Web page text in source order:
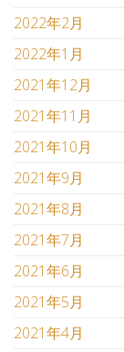
2022年2月
2022年1月
2021年12月
2021年11月
2021年10月
2021年9月
2021年8月
2021年7月
2021年6月
2021年5月
2021年4月